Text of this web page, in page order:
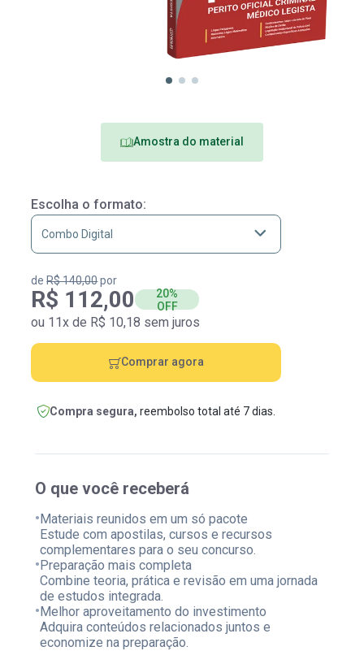
O que você receberá
•Materiais reunidos em um só pacote
Estude com apostilas, cursos e recursos
complementares para o seu concurso.
•Preparação mais completa
Combine teoria, prática e revisão em uma jornada
de estudos integrada.
•Melhor aproveitamento do investimento
Adquira conteúdos relacionados juntos e
economize na preparação.
Amostra do material
Escolha o formato:
deR$ 140,00por
R$ 112,00
20%
OFF
ou 11x de R$ 10,18 sem juros
Comprar agora
Compra segura, reembolso total até 7 dias.